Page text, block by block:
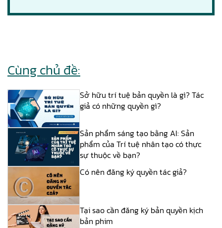
Cùng chủ đề:
Sở hữu trí tuệ bản quyền là gì? Tác
giả có những quyền gì?
Sản phẩm sáng tạo bằng AI: Sản
phẩm của Trí tuệ nhân tạo có thực
sự thuộc về bạn?
Có nên đăng ký quyền tác giả?
Tại sao cần đăng ký bản quyền kịch
bản phim